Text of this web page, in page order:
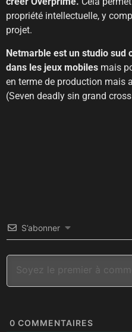
propriété intellectuelle, y
projet.
Netmarble est un studio sud
dans les jeux mobiles mais
en terme de production mais
(Seven deadly sin grand
S’abonner
0 COMMENTAIRES